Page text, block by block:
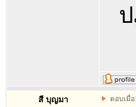
สี บุญมา ตอบเมื่